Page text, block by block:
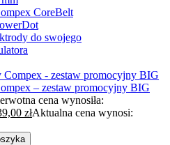
CoreBelt
do swojego
– zestaw promocyjny BIG
cena wynosiła:
złAktualna cena wynosi: